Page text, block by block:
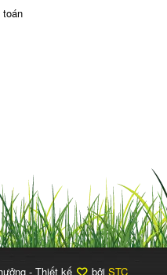
toán
- Thiết kế bởi STC